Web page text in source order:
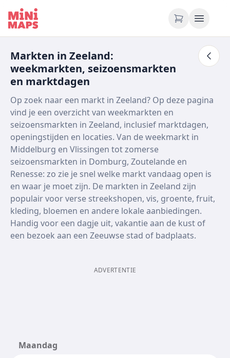
Ga naar inhoud
Markten in Zeeland:
weekmarkten, seizoensmarkten
en marktdagen
Op zoek naar een markt in Zeeland? Op deze pagina
vind je een overzicht van weekmarkten en
seizoensmarkten in Zeeland, inclusief marktdagen,
openingstijden en locaties. Van de weekmarkt in
Middelburg en Vlissingen tot zomerse
seizoensmarkten in Domburg, Zoutelande en
Renesse: zo zie je snel welke markt vandaag open is
en waar je moet zijn. De markten in Zeeland zijn
populair voor verse streekshopen, vis, groente, fruit,
kleding, bloemen en andere lokale aanbiedingen.
Handig voor een dagje uit, vakantie aan de kust of
een bezoek aan een Zeeuwse stad of badplaats.
ADVERTENTIE
Maandag